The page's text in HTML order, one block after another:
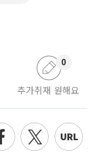
추가취재 원해요
0